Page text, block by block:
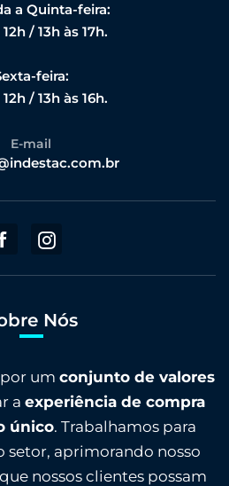
a Quinta-feira:
/ 13h às 17h.
feira:
/ 13h às 16h.
E-mail
Nós
um conjunto de valores
a experiência de compra
único. Trabalhamos para
setor, aprimorando nosso
nossos clientes possam